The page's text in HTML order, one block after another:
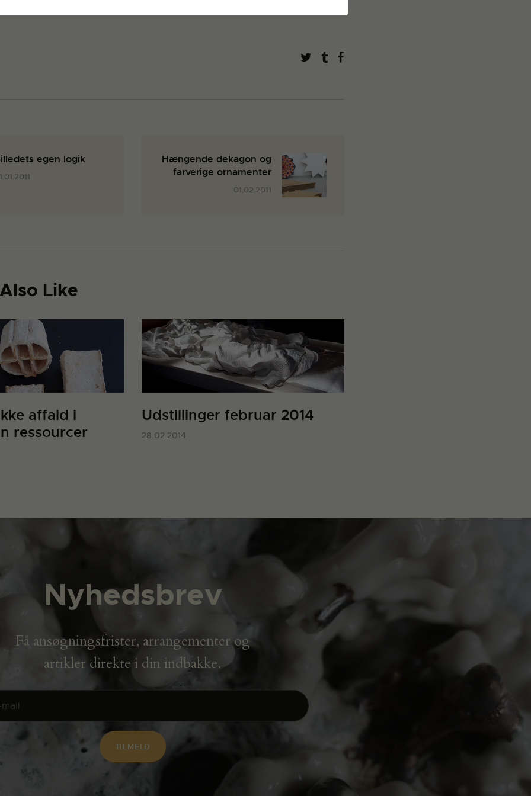
egen logik
Hængende dekagon og
farverige ornamenter
01.02.2011
Like
affald i
ressourcer
Udstillinger februar 2014
28.02.2014
Nyhedsbrev
Få ansøgningsfrister, arrangementer og
artikler direkte i din indbakke.